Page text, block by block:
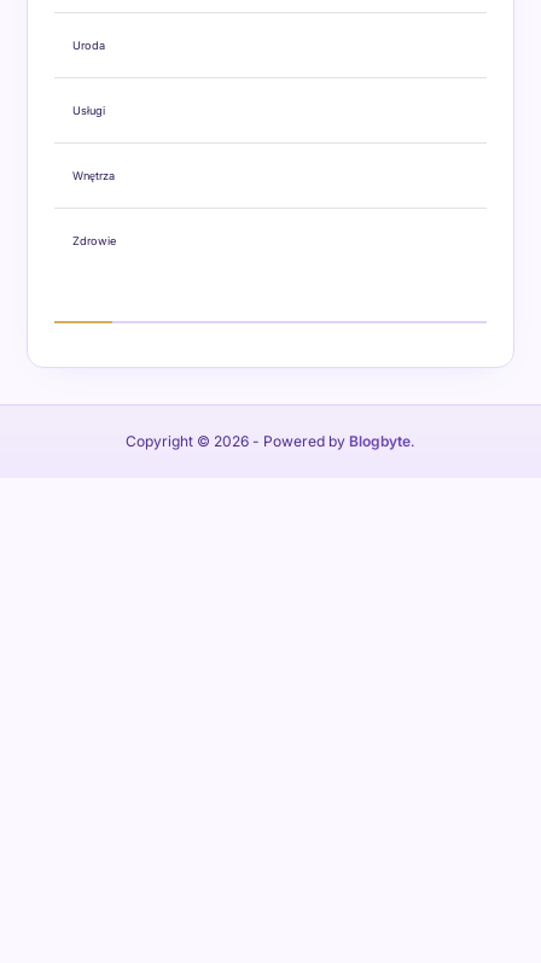
Uroda
Usługi
Wnętrza
Zdrowie
Copyright © 2026 - Powered by Blogbyte.